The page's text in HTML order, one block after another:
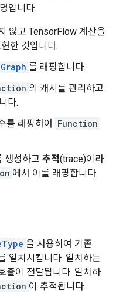
입니다.
않고 TensorFlow 계산을
한 것입니다.
를 래핑합니다.
의 캐시를 관리하고
다.
를 래핑하여
Function
생성하고 추적(trace)이라
에서 이를 래핑합니다.
을 사용하여 기존
일치시킵니다. 일치하는
출이 전달됩니다. 일치하
이 추적됩니다.